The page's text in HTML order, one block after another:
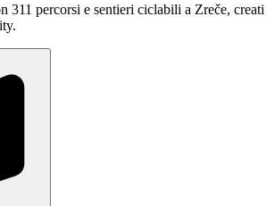
311 percorsi e sentieri ciclabili a Zreče, creati